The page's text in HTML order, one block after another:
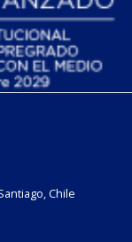
Chile